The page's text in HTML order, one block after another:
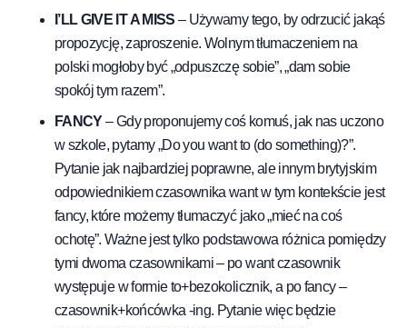
I’LL GIVE IT A MISS – Używamy tego, by odrzucić jakąś
propozycję, zaproszenie. Wolnym tłumaczeniem na
polski mogłoby być „odpuszczę sobie”, „dam sobie
spokój tym razem”.
FANCY– Gdy proponujemy coś komuś, jak nas uczono
w szkole, pytamy „Do you want to (do something)?”.
Pytanie jak najbardziej poprawne, ale innym brytyjskim
odpowiednikiem czasownika want w tym kontekście jest
fancy, które możemy tłumaczyć jako „mieć na coś
ochotę”. Ważne jest tylko podstawowa różnica pomiędzy
tymi dwoma czasownikami – po want czasownik
występuje w formie to+bezokolicznik, a po fancy –
czasownik+końcówka -ing. Pytanie więc będzie